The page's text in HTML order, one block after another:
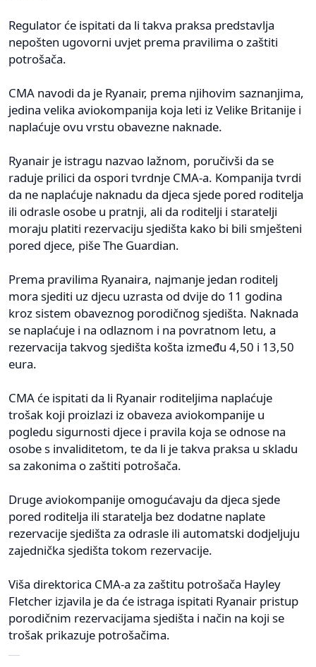
Regulator će ispitati da li takva praksa predstavlja
nepošten ugovorni uvjet prema pravilima o zaštiti
potrošača.
CMA navodi da je Ryanair, prema njihovim saznanjima,
jedina velika aviokompanija koja leti iz Velike Britanije i
naplaćuje ovu vrstu obavezne naknade.
Ryanair je istragu nazvao lažnom, poručivši da se
raduje prilici da ospori tvrdnje CMA-a. Kompanija tvrdi
da ne naplaćuje naknadu da djeca sjede pored roditelja
ili odrasle osobe u pratnji, ali da roditelji i staratelji
moraju platiti rezervaciju sjedišta kako bi bili smješteni
pored djece, piše The Guardian.
Prema pravilima Ryanaira, najmanje jedan roditelj
mora sjediti uz djecu uzrasta od dvije do 11 godina
kroz sistem obaveznog porodičnog sjedišta. Naknada
se naplaćuje i na odlaznom i na povratnom letu, a
rezervacija takvog sjedišta košta između 4,50 i 13,50
eura.
CMA će ispitati da li Ryanair roditeljima naplaćuje
trošak koji proizlazi iz obaveza aviokompanije u
pogledu sigurnosti djece i pravila koja se odnose na
osobe s invaliditetom, te da li je takva praksa u skladu
sa zakonima o zaštiti potrošača.
Druge aviokompanije omogućavaju da djeca sjede
pored roditelja ili staratelja bez dodatne naplate
rezervacije sjedišta za odrasle ili automatski dodjeljuju
zajednička sjedišta tokom rezervacije.
Viša direktorica CMA-a za zaštitu potrošača Hayley
Fletcher izjavila je da će istraga ispitati Ryanair pristup
porodičnim rezervacijama sjedišta i način na koji se
trošak prikazuje potrošačima.